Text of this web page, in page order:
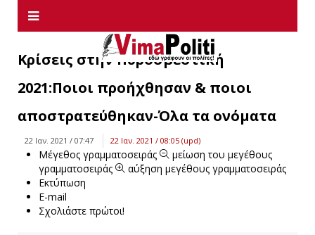
Κρίσεις στην Πυροσβεστική
2021:Ποιοι προήχθησαν & ποιοι
αποστρατεύθηκαν-Όλα τα ονόματα
22 Ιαν. 2021 / 07:47 22 Ιαν. 2021 / 08:05 (upd)
Μέγεθος γραμματοσειράς
μείωση του μεγέθους
γραμματοσειράς
αύξηση μεγέθους γραμματοσειράς
Εκτύπωση
E-mail
Σχολιάστε πρώτοι!